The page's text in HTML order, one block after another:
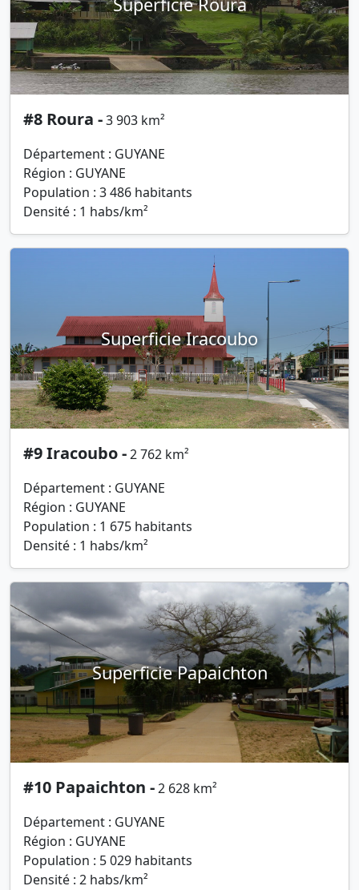
#8 Roura -3 903 km²
Département : GUYANE
Région : GUYANE
Population : 3 486 habitants
Densité : 1 habs/km²
Superficie Iracoubo
#9 Iracoubo -2 762 km²
Département : GUYANE
Région : GUYANE
Population : 1 675 habitants
Densité : 1 habs/km²
Superficie Papaichton
#10 Papaichton -2 628 km²
Département : GUYANE
Région : GUYANE
Population : 5 029 habitants
Densité : 2 habs/km²